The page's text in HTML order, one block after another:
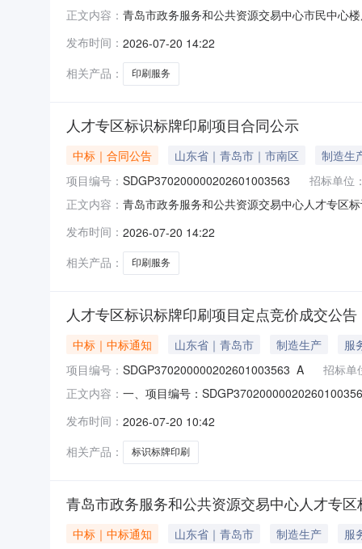
正文内容： 青岛市政务服务和公共资源交易中心市民中心
式：66209895供应商（乙方）：青岛熙城文
发布时间： 2026-07-20 14:22
相关产品：
印刷服务
人才专区标识标牌印刷项目合同公示
中标｜合同公告 山东省｜青岛市｜市南区
制造生
项目编号： SDGP370200000202601003563
招标单位
正文内容： 青岛市政务服务和公共资源交易中心人才专区
式：66209895供应商（乙方）：青岛熙城文
发布时间： 2026-07-20 14:22
相关产品：
印刷服务
人才专区标识标牌印刷项目定点竞价成交公告
中标｜中标通知 山东省｜青岛市 制造生产
服
项目编号： SDGP370200000202601003563_A
招标单
正文内容： 一、项目编号：
审，报价有效的供应商为3家，报价情况如下
发布时间： 2026-07-20 10:42
相关产品：
标识标牌印刷
青岛市政务服务和公共资源交易中心人才专
中标｜中标通知 山东省｜青岛市 制造生产
服